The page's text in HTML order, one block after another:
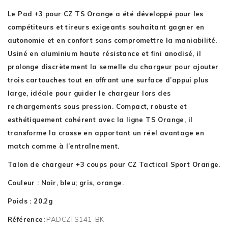
Le Pad +3 pour CZ TS Orange a été développé pour les
compétiteurs et tireurs exigeants souhaitant gagner en
autonomie et en confort sans compromettre la maniabilité.
Usiné en aluminium haute résistance et fini anodisé, il
prolonge discrètement la semelle du chargeur pour ajouter
trois cartouches tout en offrant une surface d’appui plus
large, idéale pour guider le chargeur lors des
rechargements sous pression. Compact, robuste et
esthétiquement cohérent avec la ligne TS Orange, il
transforme la crosse en apportant un réel avantage en
match comme à l’entraînement.
Talon de chargeur +3 coups pour CZ Tactical Sport Orange.
Couleur : Noir, bleu; gris, orange.
Poids : 20,2g
Référence: PADCZTS141-BK